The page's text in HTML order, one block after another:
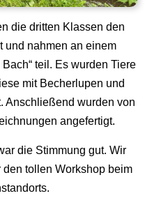
die dritten Klassen den
und nahmen an einem
teil. Es wurden Tiere
mit Becherlupen und
Anschließend wurden von
angefertigt.
die Stimmung gut. Wir
tollen Workshop beim